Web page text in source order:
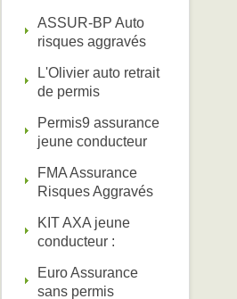
ASSUR-BP Auto
risques aggravés
L'Olivier auto retrait
de permis
Permis9 assurance
jeune conducteur
FMA Assurance
Risques Aggravés
KIT AXA jeune
conducteur :
Euro Assurance
sans permis